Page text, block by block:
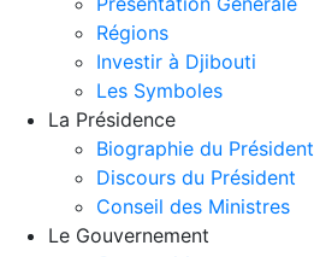
Régions
Investir à Djibouti
Les Symboles
La Présidence
Biographie du Président
Discours du Président
Conseil des Ministres
Le Gouvernement